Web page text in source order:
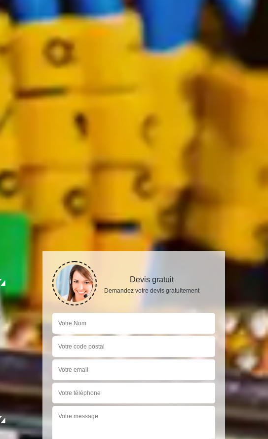
Devis gratuit
Demandez votre devis gratuitement